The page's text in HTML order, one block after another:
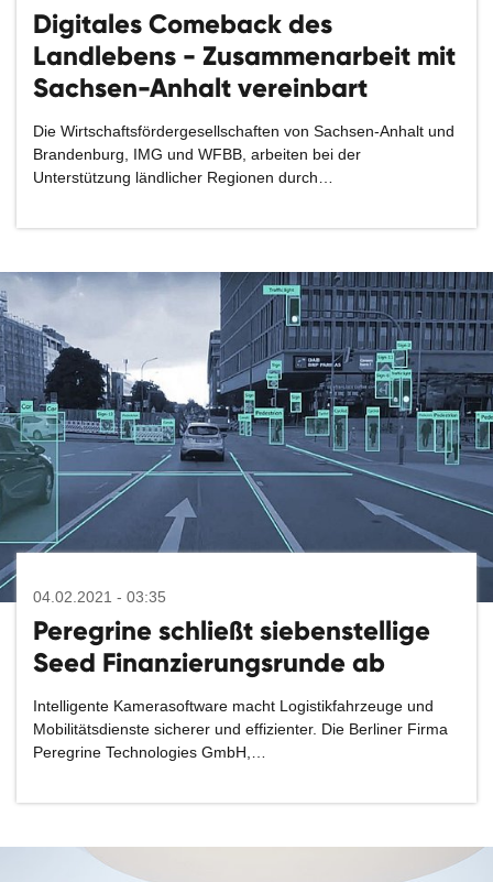
Digitales Comeback des
Landlebens - Zusammenarbeit mit
Sachsen-Anhalt vereinbart
Die Wirtschaftsfördergesellschaften von Sachsen-Anhalt und
Brandenburg, IMG und WFBB, arbeiten bei der
Unterstützung ländlicher Regionen durch…
04.02.2021 - 03:35
Peregrine schließt siebenstellige
Seed Finanzierungsrunde ab
Intelligente Kamerasoftware macht Logistikfahrzeuge und
Mobilitätsdienste sicherer und effizienter. Die Berliner Firma
Peregrine Technologies GmbH,…